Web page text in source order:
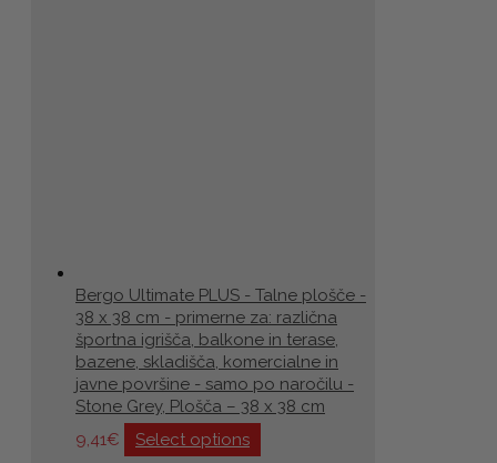
Bergo Ultimate PLUS - Talne plošče -
38 x 38 cm - primerne za: različna
športna igrišča, balkone in terase,
bazene, skladišča, komercialne in
javne površine - samo po naročilu -
Stone Grey, Plošča – 38 x 38 cm
9,41€ Select options